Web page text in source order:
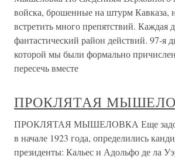
войска, брошенные на штурм
встретить много препятствий. Каждая
фантастический район действий. 97-я
которой мы были формально
пересечь вместе
ПРОКЛЯТАЯ
ПРОКЛЯТАЯ МЫШЕЛОВКА Еще
в начале 1923 года, определились
президенты: Кальес и Адольфо де ла